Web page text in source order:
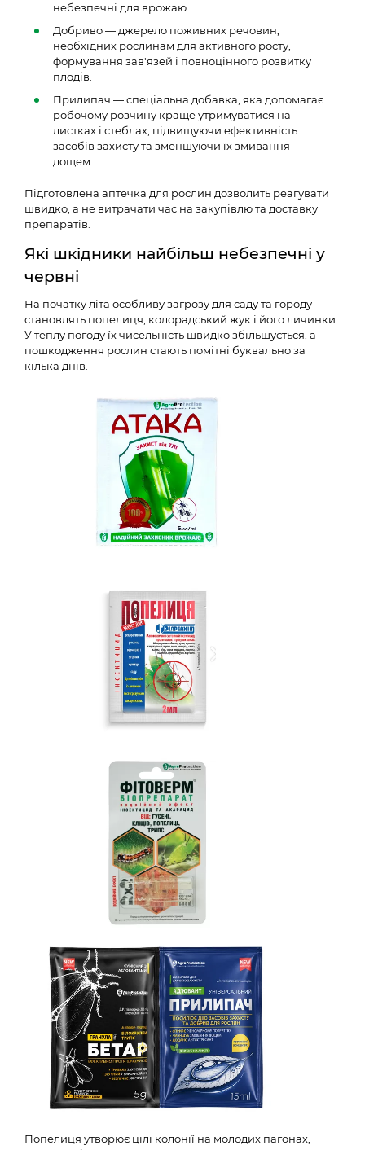
небезпечні для врожаю.
Добриво — джерело поживних речовин,
необхідних рослинам для активного росту,
формування зав'язей і повноцінного розвитку
плодів.
Прилипач — спеціальна добавка, яка допомагає
робочому розчину краще утримуватися на
листках і стеблах, підвищуючи ефективність
засобів захисту та зменшуючи їх змивання
дощем.
Підготовлена аптечка для рослин дозволить реагувати
швидко, а не витрачати час на закупівлю та доставку
препаратів.
Які шкідники найбільш небезпечні у
червні
На початку літа особливу загрозу для саду та городу
становлять попелиця, колорадський жук і його личинки.
У теплу погоду їх чисельність швидко збільшується, а
пошкодження рослин стають помітні буквально за
кілька днів.
Попелиця утворює цілі колонії на молодих пагонах,